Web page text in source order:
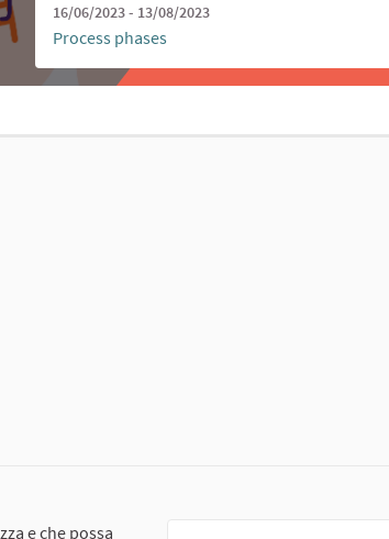
16/06/2023 - 13/08/2023
Process phases
e che possa